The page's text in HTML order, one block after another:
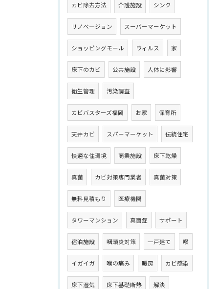
カビ除去方法 介護施設 シンク
リノベ―ジョン スーパーマーケット
ショッピングモール ウィルス 家
床下のカビ 公共施設 人体に影響
衛生管理 汚染調査
カビバスターズ福岡 お家 保育所
天井カビ スパーマーケット 伝統住宅
快適な住環境 商業施設 床下乾燥
真菌 カビ対策専門業者 真菌対策
無料見積もり 医療機関
タワーマンション 真菌症 サポート
宿泊施設 咽頭炎対策 一戸建て 喉
イガイガ 喉の痛み 暖房 カビ感染
床下湿気 床下基礎断熱 解決